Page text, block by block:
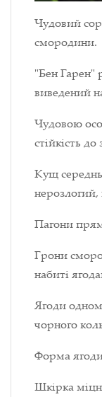
Чудовий
смородини.
"Бен Гарен"
виведений
Чудовою
стійкість
Кущ
нерозлогий,
Пагони
Грони
набиті
Ягоди
чорного
Форма
Шкірка